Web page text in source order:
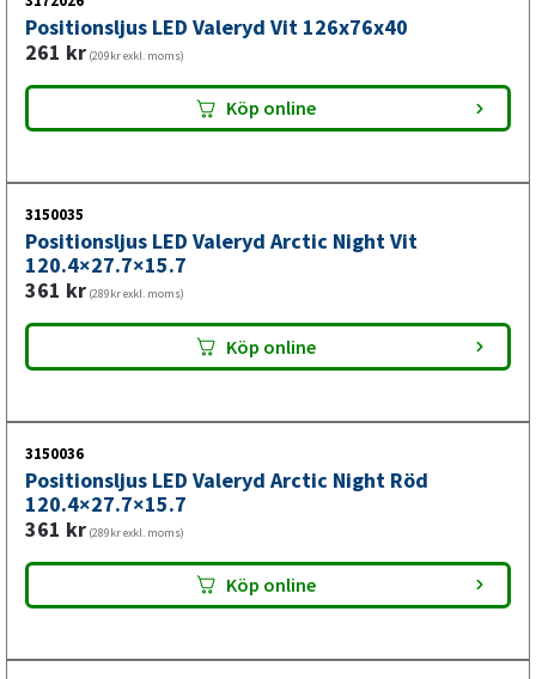
Sidomarkeringslykta för släpvagn
med diskret utseende och tydlig
Denna sidomarkeringslykta för släpvagn är framtagen för
att ge tydlig sidomarkering i ett kompakt och nedtonat
utförande. Det mörka Arctic Night-utförandet gör att
lyktan smälter in visuellt, samtidigt som släpvagnens
placering blir lättare att uppfatta för andra trafikanter vid
exempelvis möten, omkörningar och körning i mörker.
Positionsljus LED Valeryd Vit 126x76x40
261 kr (209kr exkl. moms)
Köp online
3150035
Positionsljus LED Valeryd Arctic Night Vit
120.4×27.7×15.7
361 kr (289kr exkl. moms)
Köp online
3150036
Positionsljus LED Valeryd Arctic Night Röd
120.4×27.7×15.7
361 kr (289kr exkl. moms)
Köp online